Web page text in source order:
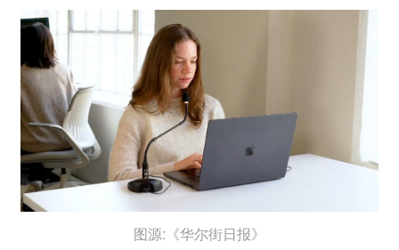
图源:《华尔街日报》